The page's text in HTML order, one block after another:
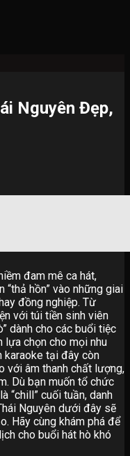
Nguyên Đẹp,
đam mê ca hát,
hồn” vào những giai
đồng nghiệp. Từ
với túi tiền sinh viên
dành cho các buổi tiệc
lựa chọn cho mọi nhu
karaoke tại đây còn
với âm thanh chất lượng,
Dù bạn muốn tổ chức
“chill” cuối tuần, danh
Nguyên dưới đây sẽ
Hãy cùng khám phá để
cho buổi hát hò khó